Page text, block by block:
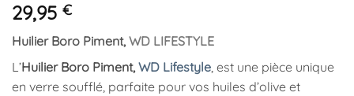
29,95 €
Huilier Boro Piment, WD LIFESTYLE
L’Huilier Boro Piment, WD Lifestyle, est une pièce unique
en verre soufflé, parfaite pour vos huiles d’olive et